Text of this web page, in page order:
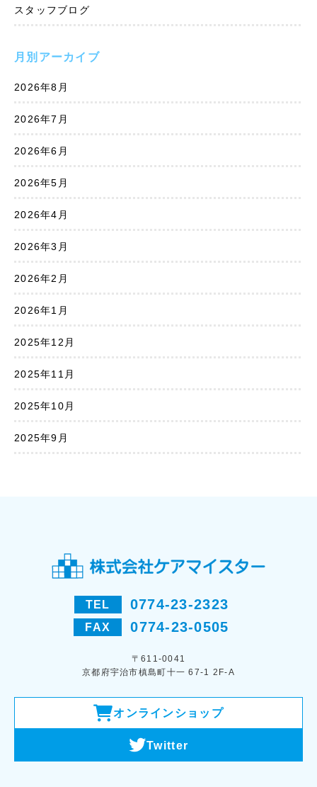
スタッフブログ
月別アーカイブ
2026年8月
2026年7月
2026年6月
2026年5月
2026年4月
2026年3月
2026年2月
2026年1月
2025年12月
2025年11月
2025年10月
2025年9月
TEL 0774-23-2323
FAX 0774-23-0505
〒611-0041
京都府宇治市槙島町十一 67-1 2F-A
オンラインショップ
Twitter